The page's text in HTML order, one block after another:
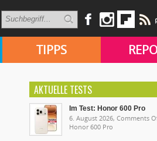
TIPPS
AKTUELLE TESTS
Im Test: Honor 600 Pro
6. August 2026, Comments
Honor 600 Pro